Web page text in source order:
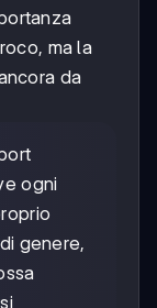
ma la
da
ogni
genere,